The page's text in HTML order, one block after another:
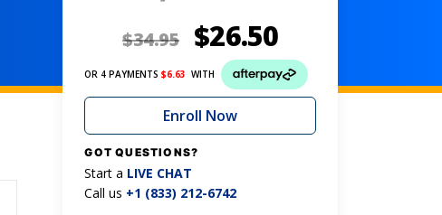
$34.95 $26.50
OR 4 PAYMENTS$6.63 WITH
Enroll Now
GOT QUESTIONS?
Start a LIVE CHAT
Call us +1 (833) 212-6742